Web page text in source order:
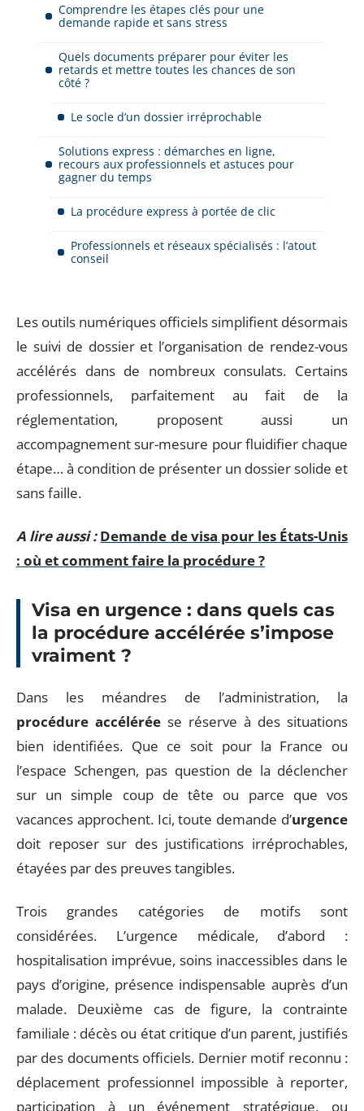
Comprendre les étapes clés pour une
demande rapide et sans stress
Quels documents préparer pour éviter les
retards et mettre toutes les chances de son
côté ?
Le socle d’un dossier irréprochable
Solutions express : démarches en ligne,
recours aux professionnels et astuces pour
gagner du temps
La procédure express à portée de clic
Professionnels et réseaux spécialisés : l’atout
conseil
Les outils numériques officiels simplifient désormais
le suivi de dossier et l’organisation de rendez-vous
accélérés dans de nombreux consulats. Certains
professionnels, parfaitement au fait de la
réglementation, proposent aussi un
accompagnement sur-mesure pour fluidifier chaque
étape… à condition de présenter un dossier solide et
sans faille.
A lire aussi : Demande de visa pour les États-Unis
: où et comment faire la procédure ?
Visa en urgence : dans quels cas
la procédure accélérée s’impose
vraiment ?
Dans les méandres de l’administration, la
procédure accélérée se réserve à des situations
bien identifiées. Que ce soit pour la France ou
l’espace Schengen, pas question de la déclencher
sur un simple coup de tête ou parce que vos
vacances approchent. Ici, toute demande d’urgence
doit reposer sur des justifications irréprochables,
étayées par des preuves tangibles.
Trois grandes catégories de motifs sont
considérées. L’urgence médicale, d’abord :
hospitalisation imprévue, soins inaccessibles dans le
pays d’origine, présence indispensable auprès d’un
malade. Deuxième cas de figure, la contrainte
familiale : décès ou état critique d’un parent, justifiés
par des documents officiels. Dernier motif reconnu :
déplacement professionnel impossible à reporter,
participation à un événement stratégique, ou